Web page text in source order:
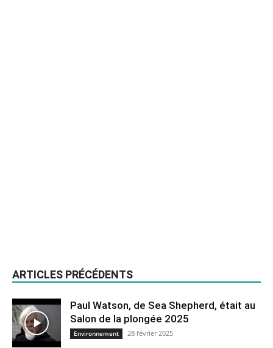
ARTICLES PRÉCÉDENTS
Paul Watson, de Sea Shepherd, était au
Salon de la plongée 2025
Environnement 28 février 2025